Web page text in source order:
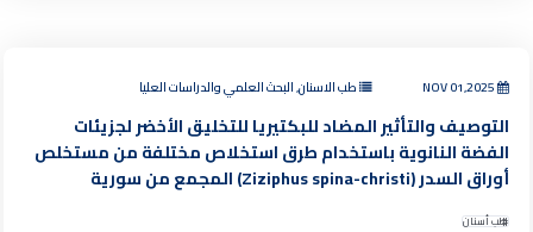
طب الاسنان, البحث العلمي والدراسات العليا
التوصيف والتأثير المضاد للبكتيريا للتخليق الأخضر لجزيئات
الفضة النانوية باستخدام طرق استخلاص مختلفة من مستخلص
أوراق السدر (Ziziphus spina-christi) المجمع من سورية
طب أسنان